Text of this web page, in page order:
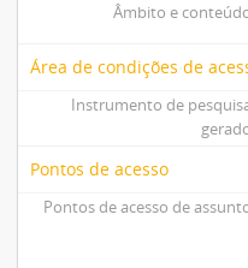
Âmbito e
Área de condições de
Instrumento de
Pontos de acesso
Pontos de acesso de